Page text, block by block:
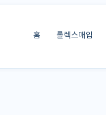
홈 롤렉스매입